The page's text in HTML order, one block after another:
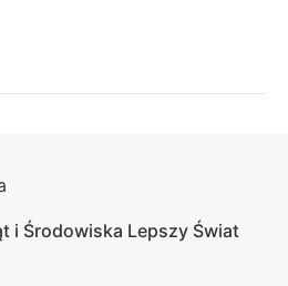
i Środowiska Lepszy Świat